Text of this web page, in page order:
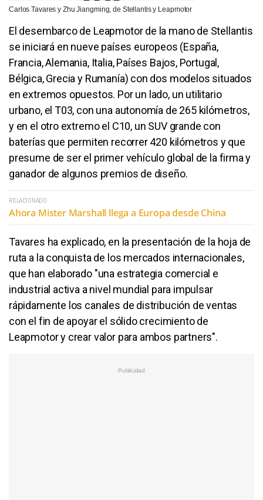
Carlos Tavares y Zhu Jiangming, de Stellantis y Leapmotor
El desembarco de Leapmotor de la mano de Stellantis
se iniciará en nueve países europeos (España,
Francia, Alemania, Italia, Países Bajos, Portugal,
Bélgica, Grecia y Rumanía) con dos modelos situados
en extremos opuestos. Por un lado, un utilitario
urbano, el T03, con una autonomía de 265 kilómetros,
y en el otro extremo el C10, un SUV grande con
baterías que permiten recorrer 420 kilómetros y que
presume de ser el primer vehículo global de la firma y
ganador de algunos premios de diseño.
RELACIONADO
Ahora Mister Marshall llega a Europa desde China
Tavares ha explicado, en la presentación de la hoja de
ruta a la conquista de los mercados internacionales,
que han elaborado "una estrategia comercial e
industrial activa a nivel mundial para impulsar
rápidamente los canales de distribución de ventas
con el fin de apoyar el sólido crecimiento de
Leapmotor y crear valor para ambos partners".